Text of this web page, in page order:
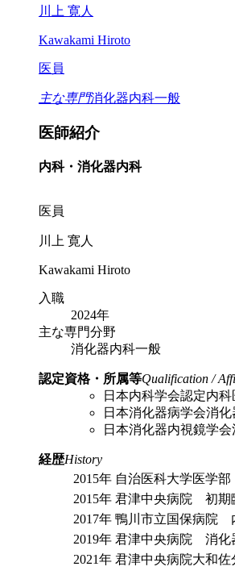
川上 寛人
Kawakami Hiroto
医員
主な専門消化器内科一般
医師紹介
内科・消化器内科
医員
川上 寛人
Kawakami Hiroto
入職
2024年
主な専門分野
消化器内科一般
認定資格・所属等Qualification /
日本内科学会認定内科
日本消化器病学会消
日本消化器内視鏡学
経歴History
2015年 自治医科大学医学
2015年 君津中央病院 初期
2017年 鴨川市立国保病院
2019年 君津中央病院 消化
2021年 君津中央病院大和